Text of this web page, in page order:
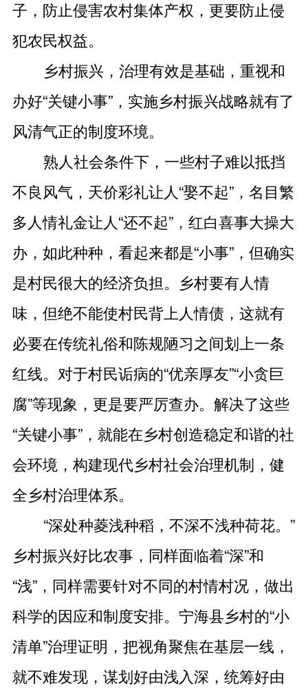
子，防止侵害农村集体产权，更要防止侵
犯农民权益。
乡村振兴，治理有效是基础，重视和
办好“关键小事”，实施乡村振兴战略就有了
风清气正的制度环境。
熟人社会条件下，一些村子难以抵挡
不良风气，天价彩礼让人“娶不起”，名目繁
多人情礼金让人“还不起”，红白喜事大操大
办，如此种种，看起来都是“小事”，但确实
是村民很大的经济负担。乡村要有人情
味，但绝不能使村民背上人情债，这就有
必要在传统礼俗和陈规陋习之间划上一条
红线。对于村民诟病的“优亲厚友”“小贪巨
腐”等现象，更是要严厉查办。解决了这些
“关键小事”，就能在乡村创造稳定和谐的社
会环境，构建现代乡村社会治理机制，健
全乡村治理体系。
“深处种菱浅种稻，不深不浅种荷花。”
乡村振兴好比农事，同样面临着“深”和
“浅”，同样需要针对不同的村情村况，做出
科学的因应和制度安排。宁海县乡村的“小
清单”治理证明，把视角聚焦在基层一线，
就不难发现，谋划好由浅入深，统筹好由